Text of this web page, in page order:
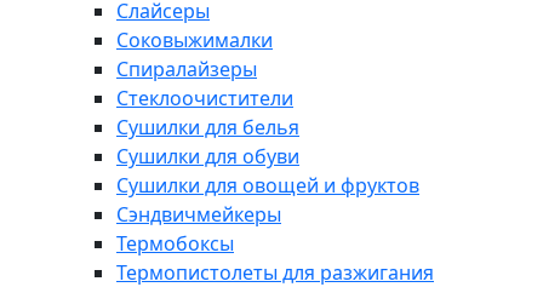
Слайсеры
Соковыжималки
Спиралайзеры
Стеклоочистители
Сушилки для белья
Сушилки для обуви
Сушилки для овощей и фруктов
Сэндвичмейкеры
Термобоксы
Термопистолеты для разжигания